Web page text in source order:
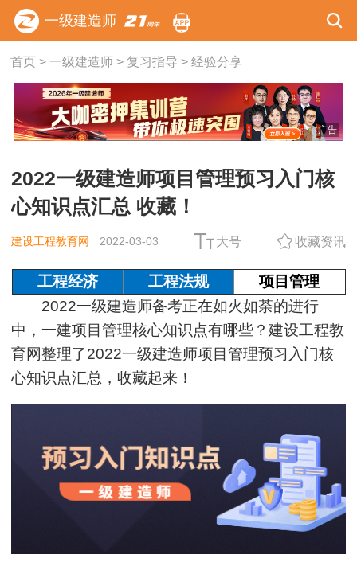
一级建造师
首页> 一级建造师> 复习指导 > 经验分享
广告
2022一级建造师项目管理预习入门核
心知识点汇总 收藏！
建设工程教育网 2022-03-03 大号 收藏资讯
工程经济 工程法规
项目管理
2022一级建造师备考正在如火如荼的进行
中，一建项目管理核心知识点有哪些？建设工程教
育网整理了2022一级建造师项目管理预习入门核
心知识点汇总，收藏起来！